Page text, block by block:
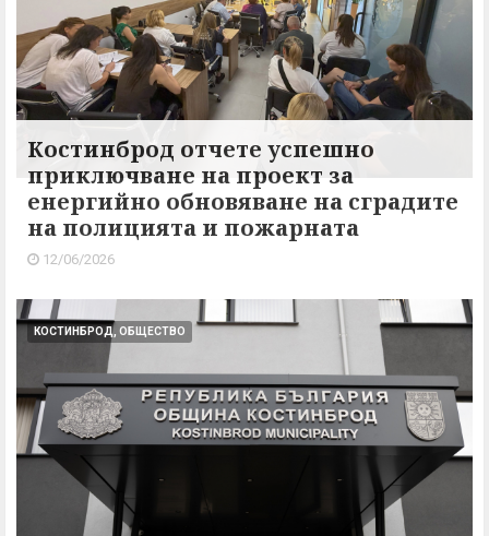
Костинброд отчете успешно
приключване на проект за
енергийно обновяване на сградите
на полицията и пожарната
12/06/2026
КОСТИНБРОД, ОБЩЕСТВО